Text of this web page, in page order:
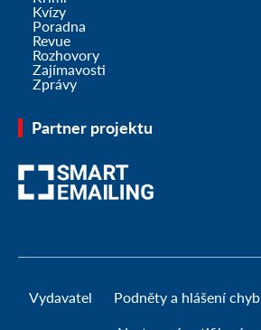
Kvízy
Poradna
Revue
Rozhovory
Zajímavosti
Zprávy
Partner projektu
Vydavatel Podněty a hlášení chyb